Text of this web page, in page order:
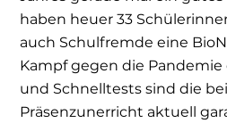
haben heuer 33
auch Schulfremde eine
Kampf gegen die
und Schnelltests sind die
Präsenzunerricht aktuell